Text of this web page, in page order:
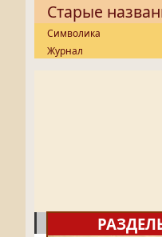
Старые
Символика
Журнал